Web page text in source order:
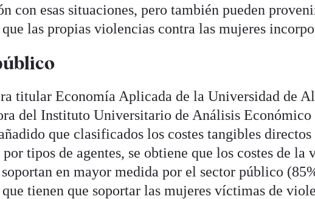
con esas situaciones, pero también pueden
las propias violencias contra las mujeres
titular Economía Aplicada de la Universidad de
del Instituto Universitario de Análisis
que clasificados los costes tangibles
por tipos de agentes, se obtiene que los costes de la
soportan en mayor medida por el sector público
que tienen que soportar las mujeres víctimas de